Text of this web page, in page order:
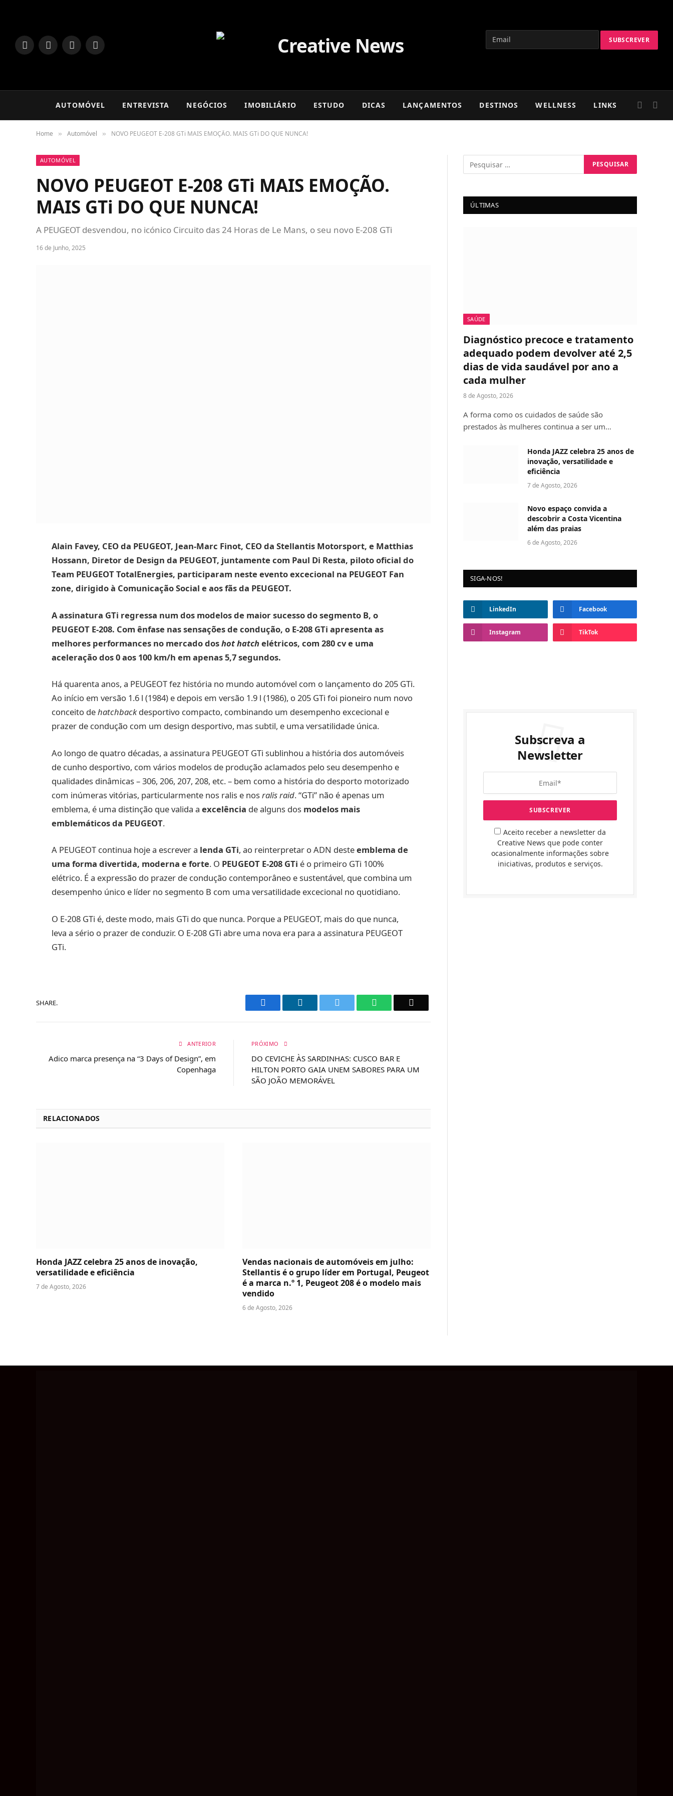
LinkedInFacebookInstagram
TikTok
AUTOMÓVEL ENTREVISTA NEGÓCIOS IMOBILIÁRIO ESTUDO DICAS LANÇAMENTOS DESTINOS WELLNESS LINKS
Home » Automóvel » NOVO PEUGEOT E-208 GTi MAIS EMOÇÃO. MAIS GTi DO QUE NUNCA!
AUTOMÓVEL
NOVO PEUGEOT E-208 GTi MAIS EMOÇÃO.
MAIS GTi DO QUE NUNCA!
A PEUGEOT desvendou, no icónico Circuito das 24 Horas de Le Mans, o seu novo E-208 GTi
16 de Junho, 2025
Alain Favey, CEO da PEUGEOT, Jean-Marc Finot, CEO da Stellantis Motorsport, e Matthias
Hossann, Diretor de Design da PEUGEOT, juntamente com Paul Di Resta, piloto oficial do
Team PEUGEOT TotalEnergies, participaram neste evento excecional na PEUGEOT Fan
zone, dirigido à Comunicação Social e aos fãs da PEUGEOT.
A assinatura GTi regressa num dos modelos de maior sucesso do segmento B, o
PEUGEOT E-208. Com ênfase nas sensações de condução, o E-208 GTi apresenta as
melhores performances no mercado doshot hatchelétricos, com 280 cv e uma
aceleração dos 0 aos 100 km/h em apenas 5,7 segundos.
Há quarenta anos, a PEUGEOT fez história no mundo automóvel com o lançamento do 205 GTi.
Ao início em versão 1.6 l (1984) e depois em versão 1.9 l (1986), o 205 GTi foi pioneiro num novo
conceito dehatchbackdesportivo compacto, combinando um desempenho excecional e
prazer de condução com um design desportivo, mas subtil, e uma versatilidade única.
Ao longo de quatro décadas, a assinatura PEUGEOT GTi sublinhou a história dos automóveis
de cunho desportivo, com vários modelos de produção aclamados pelo seu desempenho e
qualidades dinâmicas – 306, 206, 207, 208, etc. – bem como a história do desporto motorizado
com inúmeras vitórias, particularmente nos ralis e nosralis raid. “GTi” não é apenas um
emblema, é uma distinção que valida a excelência de alguns dos modelos mais
emblemáticos da PEUGEOT.
A PEUGEOT continua hoje a escrever a lenda GTi, ao reinterpretar o ADN desteemblema de
uma forma divertida, moderna e forte. O PEUGEOT E-208 GTi é o primeiro GTi 100%
elétrico. É a expressão do prazer de condução contemporâneo e sustentável, que combina um
desempenho único e líder no segmento B com uma versatilidade excecional no quotidiano.
O E-208 GTi é, deste modo, mais GTi do que nunca. Porque a PEUGEOT, mais do que nunca,
leva a sério o prazer de conduzir. O E-208 GTi abre uma nova era para a assinatura PEUGEOT
GTi.
SHARE. Facebook LinkedIn WhatsApp
ANTERIOR
Adico marca presença na “3 Days of Design”, em
Copenhaga
PRÓXIMO
DO CEVICHE ÀS SARDINHAS: CUSCO BAR E
HILTON PORTO GAIA UNEM SABORES PARA UM
SÃO JOÃO MEMORÁVEL
RELACIONADOS
Honda JAZZ celebra 25 anos de inovação,
versatilidade e eficiência
7 de Agosto, 2026
Vendas nacionais de automóveis em julho:
Stellantis é o grupo líder em Portugal, Peugeot
é a marca n.º 1, Peugeot 208 é o modelo mais
vendido
6 de Agosto, 2026
ÚLTIMAS
SAÚDE
Diagnóstico precoce e tratamento
adequado podem devolver até 2,5
dias de vida saudável por ano a
cada mulher
8 de Agosto, 2026
A forma como os cuidados de saúde são
prestados às mulheres continua a ser um…
Honda JAZZ celebra 25 anos de
inovação, versatilidade e
eficiência
7 de Agosto, 2026
Novo espaço convida a
descobrir a Costa Vicentina
além das praias
6 de Agosto, 2026
SIGA-NOS!
LinkedIn Facebook
Instagram TikTok
Subscreva a
Newsletter
Aceito receber a newsletter da
Creative News que pode conter
ocasionalmente informações sobre
iniciativas, produtos e serviços.